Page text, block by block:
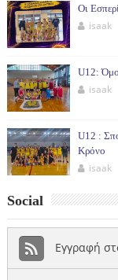
Οι
isaak
U12:
isaak
U12 :
Κρόνο
isaak
Social
Εγγραφή